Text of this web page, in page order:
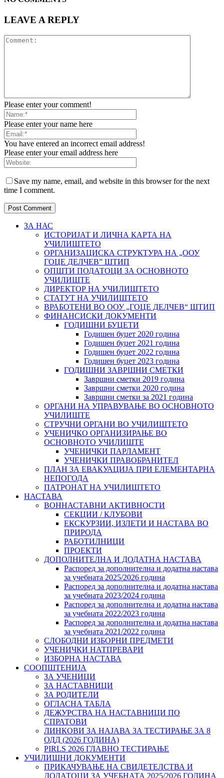
LEAVE A REPLY
Please enter your comment!
Please enter your name here
You have entered an incorrect email address!
Please enter your email address here
Save my name, email, and website in this browser for the next
time I comment.
ЗА НАС
ИСТОРИЈАТ И ЛИЧНА КАРТА НА
УЧИЛИШТЕТО
ОРГАНИЗАЦИСКА СТРУКТУРА НА „ООУ
ГОЦЕ ДЕЛЧЕВ” ШТИП
ОПШТИ ПОДАТОЦИ ЗА ОСНОВНОТО
УЧИЛИШТЕ
ДИРЕКТОР НА УЧИЛИШТЕТО
СТАТУТ НА УЧИЛИШТЕТО
ВРАБОТЕНИ ВО ООУ „ГОЦЕ ДЕЛЧЕВ“ ШТИП
ФИНАНСИСКИ ДОКУМЕНТИ
ГОДИШНИ БУЏЕТИ
Годишен буџет 2020 година
Годишен буџет 2021 година
Годишен буџет 2022 година
Годишен буџет 2023 година
ГОДИШНИ ЗАВРШНИ СМЕТКИ
Завршни сметки 2019 година
Завршни сметки 2020 година
Завршни сметки за 2021 година
ОРГАНИ НА УПРАВУВАЊЕ ВО ОСНОВНОТО
УЧИЛИШТЕ
СТРУЧНИ ОРГАНИ ВО УЧИЛИШТЕТО
УЧЕНИЧКО ОРГАНИЗИРАЊЕ ВО
ОСНОВНОТО УЧИЛИШТЕ
УЧЕНИЧКИ ПАРЛАМЕНТ
УЧЕНИЧКИ ПРАВОБРАНИТЕЛ
ПЛАН ЗА ЕВАКУАЦИЈА ПРИ ЕЛЕМЕНТАРНА
НЕПОГОДА
ПАТРОНАТ НА УЧИЛИШТЕТО
НАСТАВА
ВОННАСТАВНИ АКТИВНОСТИ
СЕКЦИИ / КЛУБОВИ
ЕКСКУРЗИИ, ИЗЛЕТИ И НАСТАВА ВО
ПРИРОДА
РАБОТИЛНИЦИ
ПРОЕКТИ
ДОПОЛНИТЕЛНА И ДОДАТНА НАСТАВА
Распоред за дополнителна и додатна настава
за учебната 2025/2026 година
Распоред за дополнителна и додатна настава
за учебната 2023/2024 година
Распоред за дополнителна и додатна настава
за учебната 2022/2023 година
Распоред за дополнителна и додатна настава
за учебната 2021/2022 година
СЛОБОДНИ ИЗБОРНИ ПРЕДМЕТИ
УЧЕНИЧКИ НАТПРЕВАРИ
ИЗБОРНА НАСТАВА
СООПШТЕНИЈА
ЗА УЧЕНИЦИ
ЗА НАСТАВНИЦИ
ЗА РОДИТЕЛИ
ОГЛАСНА ТАБЛА
ДЕЖУРСТВА НА НАСТАВНИЦИ ПО
СПРАТОВИ
ЛИНКОВИ ЗА НАЈАВА ЗА ТЕСТИРАЊЕ ЗА 8
ОДД (2026 ГОДИНА)
PIRLS 2026 ГЛАВНО ТЕСТИРАЊЕ
УЧИЛИШНИ ДОКУМЕНТИ
ПРИКАЧУВАЊЕ НА СВИДЕТЕЛСТВА И
ДОДАТОЦИ ЗА УЧЕБНАТА 2025/2026 ГОДИНА